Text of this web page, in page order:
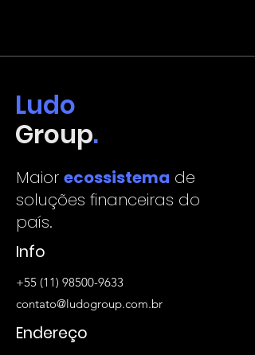
Ludo
Group.
Maior ecossistema de
soluções financeiras do
país.
Info
+55 (11) 98500-9633
contato@ludogroup.com.br
Endereço